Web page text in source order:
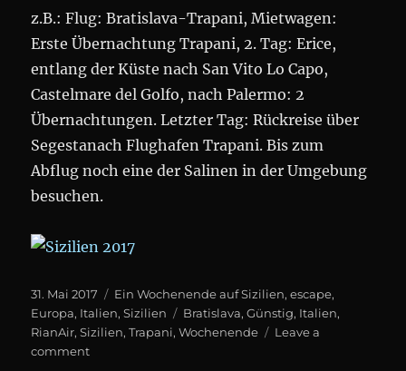
z.B.: Flug: Bratislava-Trapani, Mietwagen:
Erste Übernachtung Trapani, 2. Tag: Erice,
entlang der Küste nach San Vito Lo Capo,
Castelmare del Golfo, nach Palermo: 2
Übernachtungen. Letzter Tag: Rückreise über
Segestanach Flughafen Trapani. Bis zum
Abflug noch eine der Salinen in der Umgebung
besuchen.
Posted
on
31. Mai 2017 Categories
Ein Wochenende auf Sizilien,escape,
Europa, Italien,Sizilien Tags
Bratislava,Günstig, Italien,
RianAir,Sizilien,Trapani,Wochenende
Leave a
commenton